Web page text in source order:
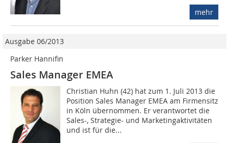
mehr
Ausgabe 06/2013
Parker Hannifin
Sales Manager EMEA
Christian Huhn (42) hat zum 1. Juli 2013 die
Position Sales Manager EMEA am Firmensitz
in Köln übernommen. Er verantwortet die
Sales-, Strategie- und Marketingaktivitäten
und ist für die...